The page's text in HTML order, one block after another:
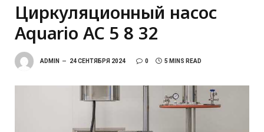
Циркуляционный насос
Aquario AC 5 8 32
ADMIN 24 СЕНТЯБРЯ 2024 0 5 MINS READ